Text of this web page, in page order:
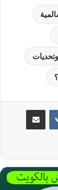
مشاركة عبر البريد